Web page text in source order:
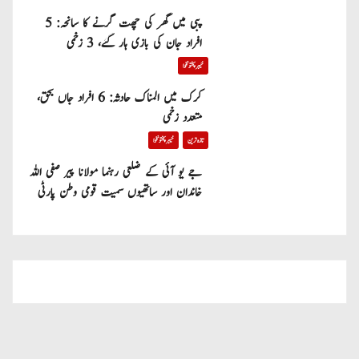
پبی میں گھر کی چھت گرنے کا سانحہ: 5
افراد جان کی بازی ہار گئے، 3 زخمی
خیبر پختونخوا
کرک میں المناک حادثہ: 6 افراد جاں بحق،
متعدد زخمی
تازہ ترین خیبر پختونخوا
جے یو آئی کے ضلعی رہنما مولانا پیر صفی اللہ
خاندان اور ساتھیوں سمیت قومی وطن پارٹی